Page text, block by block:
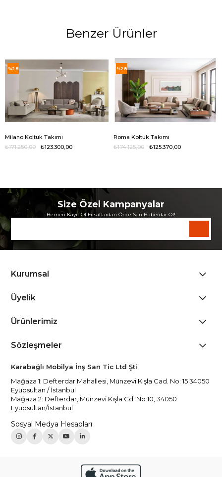
Benzer Ürünler
Milano Koltuk Takımı
₺123.300,00
₺171.250,00
%28
Roma Koltuk Takımı
₺125.370,00
₺174.125,00
%28
Size Özel Kampanyalar
Hemen Kayıt Ol Fırsatlardan Önce Sen Haberdar Ol!
Kurumsal
Üyelik
Ürünlerimiz
Sözleşmeler
Karabağlı Mobilya İnş San Tic Ltd Şti
Mağaza 1: Defterdar Mahallesi, Münzevi Kışla Cad. No: 15 34050
Eyüpsultan / İstanbul
Mağaza 2: Defterdar, Münzevi Kışla Cd. No:10, 34050
Eyüpsultan/İstanbul
Sosyal Medya Hesapları